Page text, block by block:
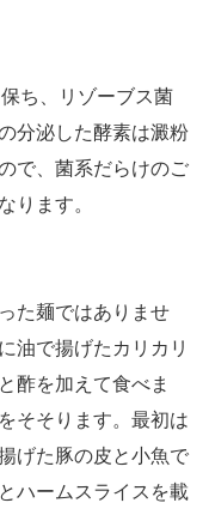
ち、リゾーブス菌
分泌した酵素は澱粉
で、菌系だらけのご
ります。
た麺ではありませ
油で揚げたカリカリ
酢を加えて食べま
そそります。最初は
げた豚の皮と小魚で
ハームスライスを載